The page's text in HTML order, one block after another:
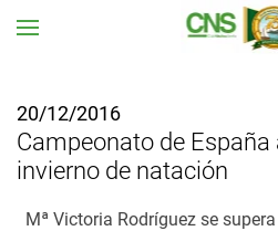
20/12/2016
Campeonato de
invierno de natación
Mª Victoria Rodríguez se